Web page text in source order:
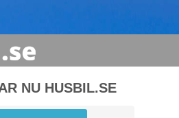
NU HUSBIL.SE